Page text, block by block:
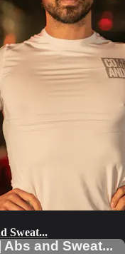
Sweat...
Abs and Sweat...